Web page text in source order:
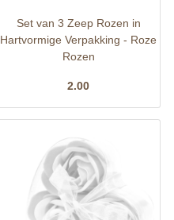
Set van 3 Zeep Rozen in
Hartvormige Verpakking - Roze
Rozen
2.00